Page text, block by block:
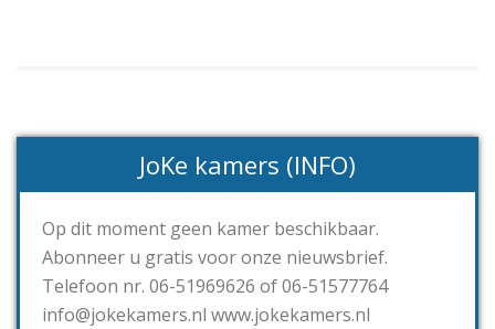
JoKe kamers (INFO)
Op dit moment geen kamer beschikbaar.
Abonneer u gratis voor onze nieuwsbrief.
Telefoon nr. 06-51969626 of 06-51577764
info@jokekamers.nl www.jokekamers.nl